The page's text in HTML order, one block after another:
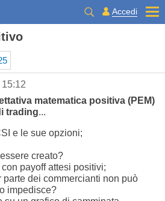
Accedi
matematica positiva (PEM)
trading...
e le sue opzioni;
creato?
payoff attesi positivi;
parte dei commercianti non può
impedisce?